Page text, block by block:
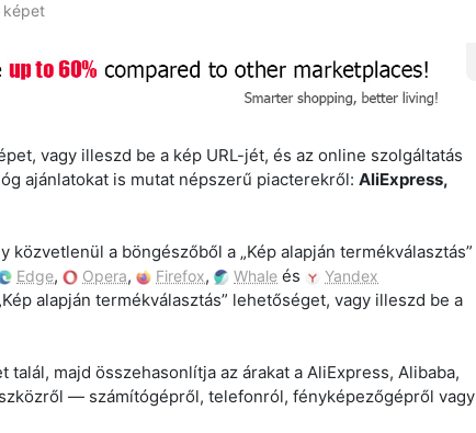
képet
vagy illeszd be a kép URL-jét, és az online szolgáltatás
ajánlatokat is mutat népszerű piacterekről: AliExpress,
a böngészőből a „Kép alapján termékválasztás”
Edge, Opera, Firefox, Whale és Yandex
alapján termékválasztás” lehetőséget, vagy illeszd be a
majd összehasonlítja az árakat a AliExpress, Alibaba,
— számítógépről, telefonról, fényképezőgépről vagy